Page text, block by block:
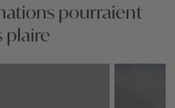
pourraient
plaire